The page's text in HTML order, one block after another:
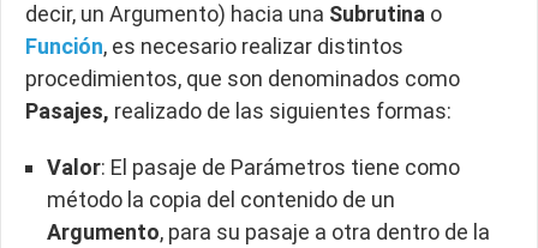
decir, un Argumento) hacia una Subrutina o
Función, es necesario realizar distintos
procedimientos, que son denominados como
Pasajes, realizado de las siguientes formas:
Valor: El pasaje de Parámetros tiene como
método la copia del contenido de un
Argumento, para su pasaje a otra dentro de la